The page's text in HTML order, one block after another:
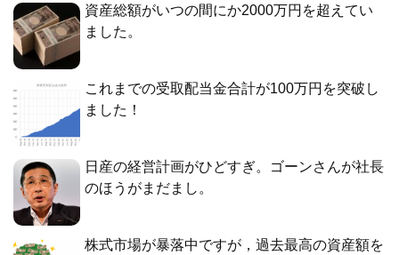
資産総額がいつの間にか2000万円を超えてい
ました。
これまでの受取配当金合計が100万円を突破し
ました！
日産の経営計画がひどすぎ。ゴーンさんが社長
のほうがまだまし。
株式市場が暴落中ですが，過去最高の資産額を